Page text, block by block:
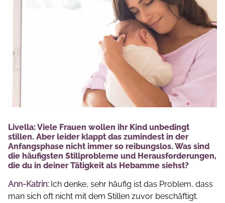
Livella: Viele Frauen wollen ihr Kind unbedingt
stillen. Aber leider klappt das zumindest in der
Anfangsphase nicht immer so reibungslos. Was sind
die häufigsten Stillprobleme und Herausforderungen,
die du in deiner Tätigkeit als Hebamme siehst?
Ann-Katrin: Ich denke, sehr häufig ist das Problem, dass
man sich oft nicht mit dem Stillen zuvor beschäftigt.